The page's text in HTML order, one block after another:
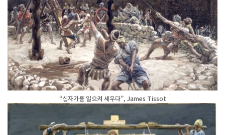
“십자가를 일으켜 세우다”, James Tissot